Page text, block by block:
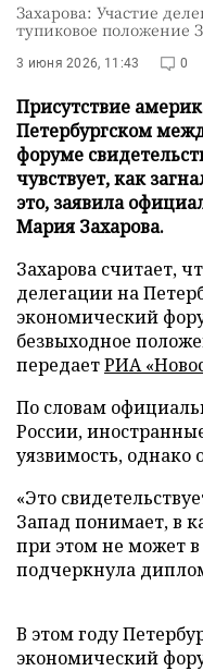
Захарова: Участие
тупиковое положение
3 июня 2026, 11:43 0
Присутствие
Петербургском
форуме
чувствует, как
это, заявила
Мария Захарова.
Захарова считает,
делегации на
экономический
безвыходное
передаетРИА
По словам
России,
уязвимость, однако
«Это
Запад понимает, в
при этом не может в
подчеркнула
В этом году
экономический